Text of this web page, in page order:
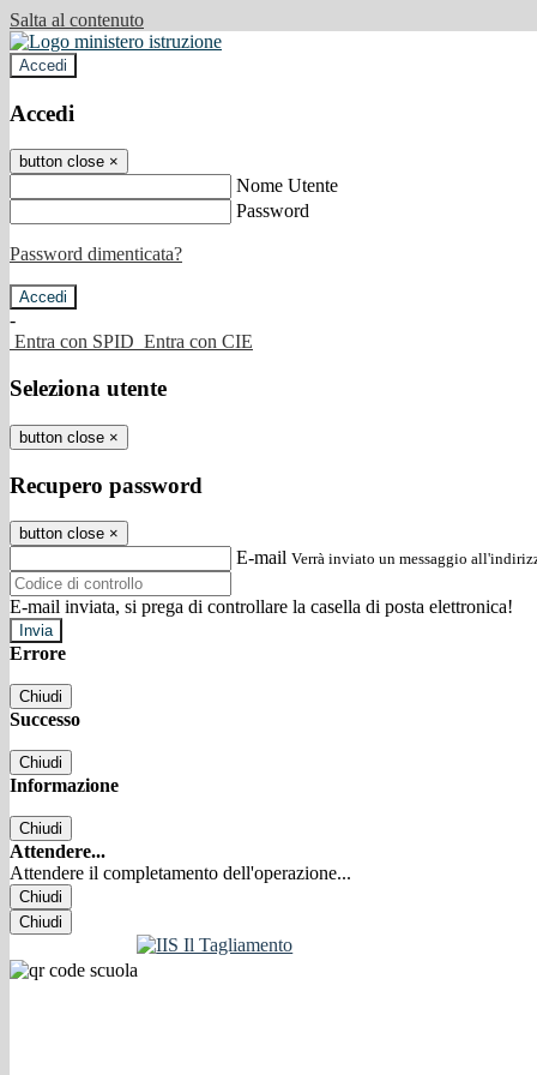
Salta al contenuto
Accedi
Accedi
button close ×
Nome Utente
Password
Password dimenticata?
-
Entra con SPID Entra con CIE
Seleziona utente
button close ×
Recupero password
button close ×
E-mail Verrà inviato un messaggio
E-mail inviata, si prega di controllare la casella di posta elettronica!
Errore
Chiudi
Successo
Chiudi
Informazione
Chiudi
Attendere...
Attendere il completamento dell'operazione...
Chiudi
Chiudi